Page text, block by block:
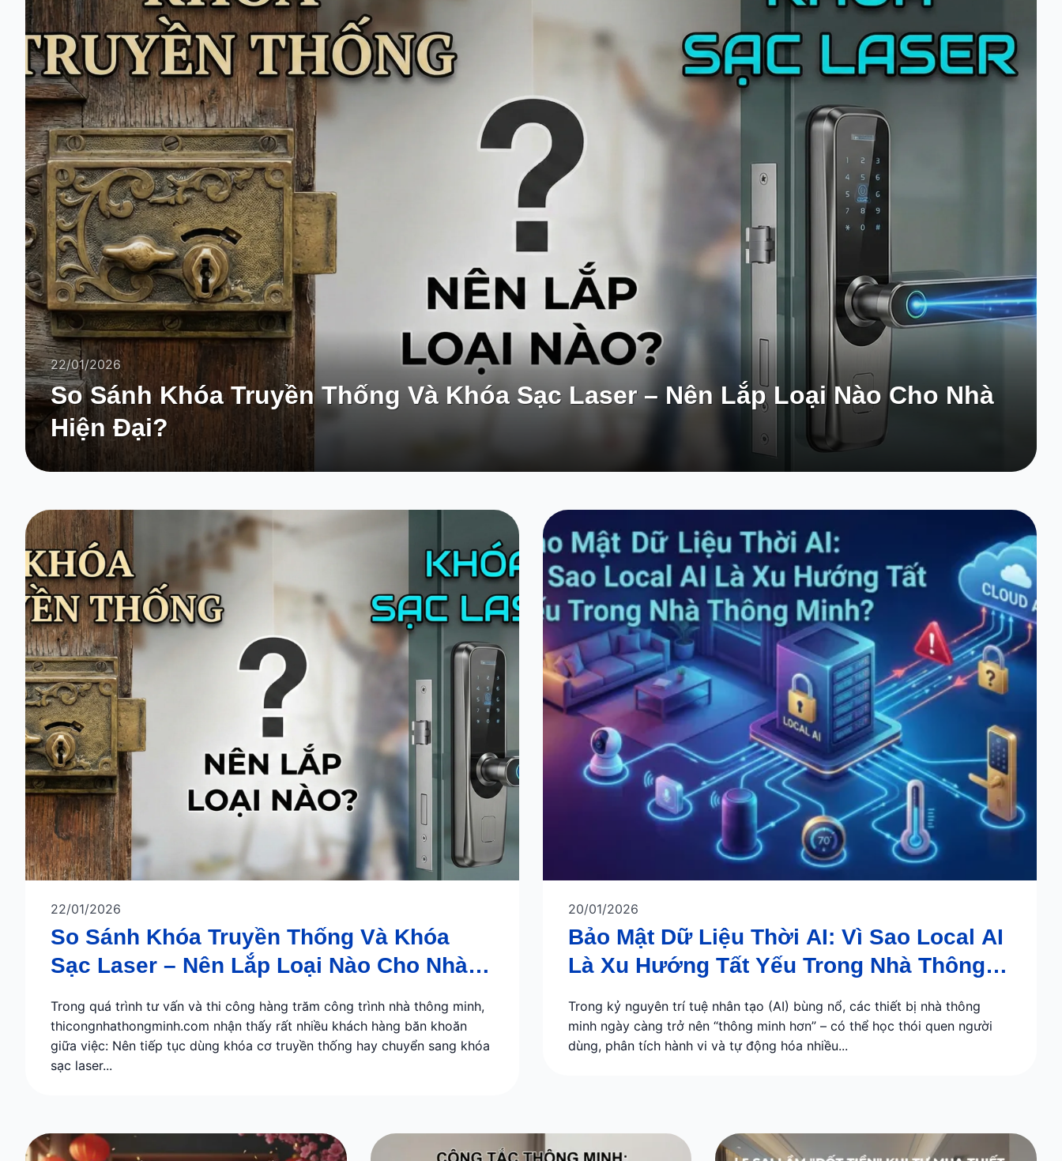
So Sánh Khóa Truyền Thống Và Khóa Sạc Laser – Nên Lắp Loại Nào Cho Nhà
Hiện Đại?
22/01/2026
So Sánh Khóa Truyền Thống Và Khóa
Sạc Laser – Nên Lắp Loại Nào Cho Nhà
22/01/2026
Trong quá trình tư vấn và thi công hàng trăm công trình nhà thông minh,
thicongnhathongminh.com nhận thấy rất nhiều khách hàng băn khoăn
giữa việc: Nên tiếp tục dùng khóa cơ truyền thống hay chuyển sang khóa
sạc laser...
Bảo Mật Dữ Liệu Thời AI: Vì Sao Local AI
Là Xu Hướng Tất Yếu Trong Nhà Thông
20/01/2026
Trong kỷ nguyên trí tuệ nhân tạo (AI) bùng nổ, các thiết bị nhà thông
minh ngày càng trở nên “thông minh hơn” – có thể học thói quen người
dùng, phân tích hành vi và tự động hóa nhiều...